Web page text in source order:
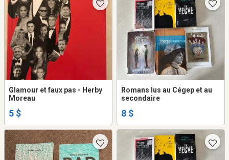
Glamour et faux pas - Herby
Moreau
5 $
Romans lus au Cégep et au
secondaire
8 $